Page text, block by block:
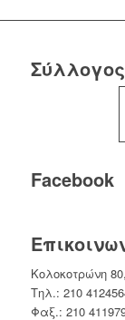
Facebook
Κολοκοτρώνη
Τηλ.: 210
Φαξ.: 210